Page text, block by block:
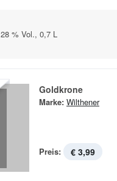
28 % Vol., 0,7 L
Goldkrone
Marke: Wilthener
Preis: € 3,99